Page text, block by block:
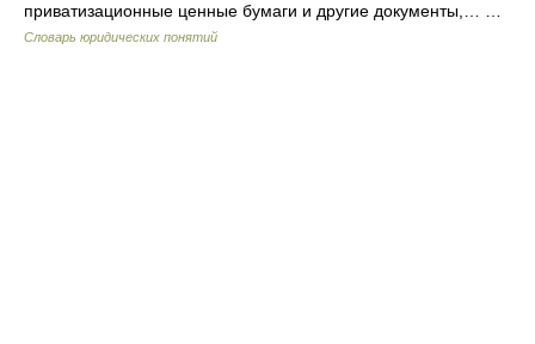
приватизационные ценные бумаги и другие документы,… …
Словарь юридических понятий